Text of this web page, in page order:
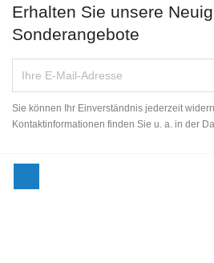
Erhalten Sie unsere
Sonderangebote
Sie können Ihr Einverständnis jederzeit
Kontaktinformationen finden Sie u. a. in der